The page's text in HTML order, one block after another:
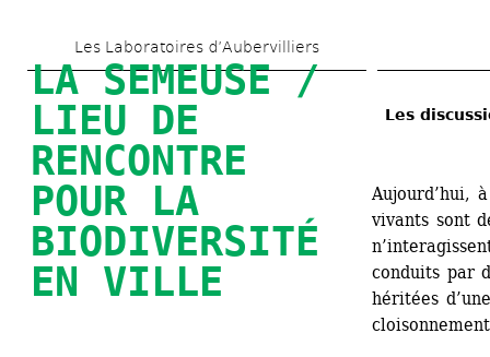
to
main
content
Les Laboratoires d’Aubervilliers
LA SEMEUSE /
LIEU DE
RENCONTRE
POUR LA
BIODIVERSITÉ
EN VILLE
Les
Aujourd’hui,
vivants sont
conduits par
héritées